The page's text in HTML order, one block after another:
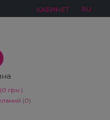
КАБИНЕТ RU
(0 грн.)
(0)